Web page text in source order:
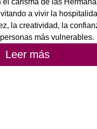
el carisma de las
a vivir la
la creatividad, la
más vulnerables.
Leer más